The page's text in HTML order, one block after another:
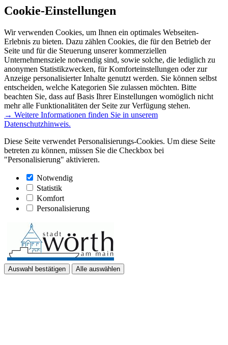
Cookie-Einstellungen
Wir verwenden Cookies, um Ihnen ein optimales Webseiten-
Erlebnis zu bieten. Dazu zählen Cookies, die für den Betrieb der
Seite und für die Steuerung unserer kommerziellen
Unternehmensziele notwendig sind, sowie solche, die lediglich zu
anonymen Statistikzwecken, für Komforteinstellungen oder zur
Anzeige personalisierter Inhalte genutzt werden. Sie können selbst
entscheiden, welche Kategorien Sie zulassen möchten. Bitte
beachten Sie, dass auf Basis Ihrer Einstellungen womöglich nicht
mehr alle Funktionalitäten der Seite zur Verfügung stehen.
→ Weitere Informationen finden Sie in unserem
Datenschutzhinweis.
Diese Seite verwendet Personalisierungs-Cookies. Um diese Seite
betreten zu können, müssen Sie die Checkbox bei
"Personalisierung" aktivieren.
Notwendig
Statistik
Komfort
Personalisierung
Auswahl bestätigen Alle auswählen